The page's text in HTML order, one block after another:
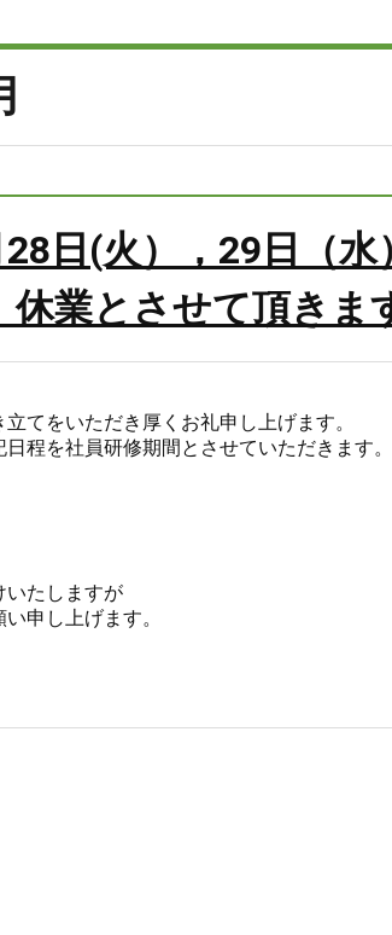
日(火），29日（水
業とさせて頂きま
てをいただき厚くお礼申し上げます。
程を社員研修期間とさせていただきます。
いたしますが
申し上げます。